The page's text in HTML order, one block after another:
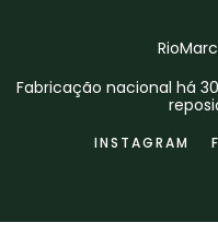
Fabricação nacional há
INSTAGRAM